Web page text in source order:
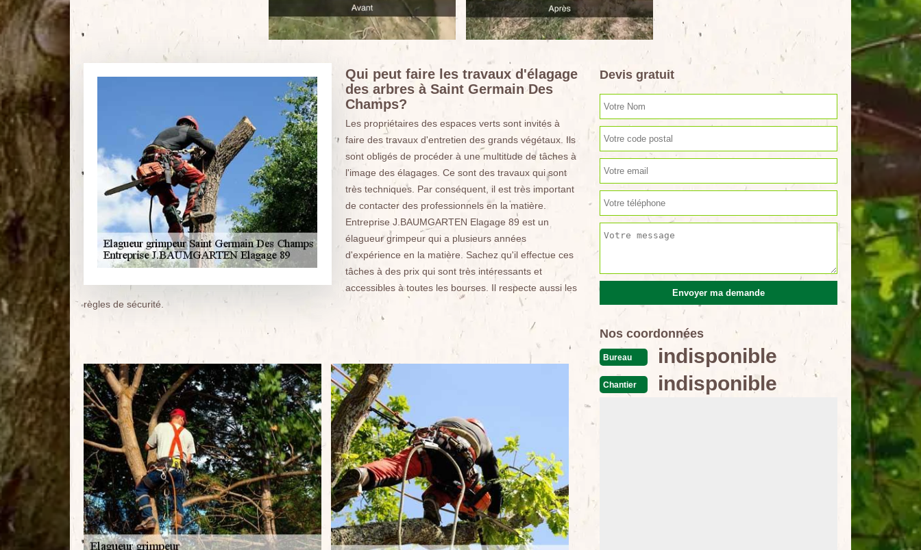
Qui peut faire les travaux d'élagage
des arbres à Saint Germain Des
Champs?
Les propriétaires des espaces verts sont invités à
faire des travaux d'entretien des grands végétaux. Ils
sont obligés de procéder à une multitude de tâches à
l'image des élagages. Ce sont des travaux qui sont
très techniques. Par conséquent, il est très important
de contacter des professionnels en la matière.
Entreprise J.BAUMGARTEN Elagage 89 est un
élagueur grimpeur qui a plusieurs années
d'expérience en la matière. Sachez qu'il effectue ces
tâches à des prix qui sont très intéressants et
accessibles à toutes les bourses. Il respecte aussi les
règles de sécurité.
Devis gratuit
Nos coordonnées
Bureau indisponible
Chantier indisponible